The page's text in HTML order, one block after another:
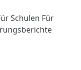
Schulen Für